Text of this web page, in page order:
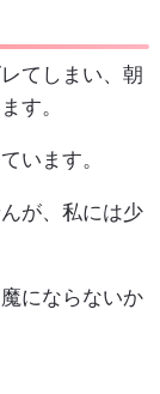
てしまい、朝
す。
います。
が、私には少
にならないか